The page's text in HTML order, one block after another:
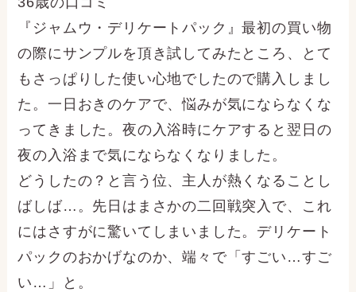
『ジャムウ・デリケートパック』最初の買い物
の際にサンプルを頂き試してみたところ、とて
もさっぱりした使い心地でしたので購入しまし
た。一日おきのケアで、悩みが気にならなくな
ってきました。夜の入浴時にケアすると翌日の
夜の入浴まで気にならなくなりました。
どうしたの？と言う位、主人が熱くなることし
ばしば…。先日はまさかの二回戦突入で、これ
にはさすがに驚いてしまいました。デリケート
パックのおかげなのか、端々で「すごい…すご
い…」と。